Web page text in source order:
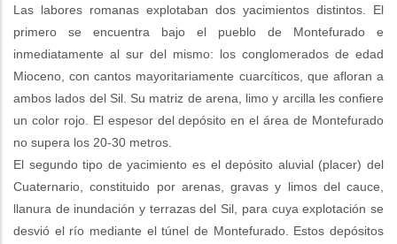
Las labores romanas explotaban dos yacimientos distintos. El
primero se encuentra bajo el pueblo de Montefurado e
inmediatamente al sur del mismo: los conglomerados de edad
Mioceno, con cantos mayoritariamente cuarcíticos, que afloran a
ambos lados del Sil. Su matriz de arena, limo y arcilla les confiere
un color rojo. El espesor del depósito en el área de Montefurado
no supera los 20-30 metros.
El segundo tipo de yacimiento es el depósito aluvial (placer) del
Cuaternario, constituido por arenas, gravas y limos del cauce,
llanura de inundación y terrazas del Sil, para cuya explotación se
desvió el río mediante el túnel de Montefurado. Estos depósitos